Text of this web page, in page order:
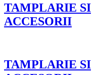
TAMPLARIE SI
ACCESORII
TAMPLARIE SI